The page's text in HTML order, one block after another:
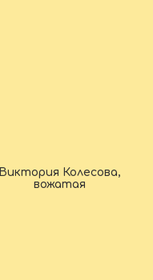
Виктория Колесова,
вожатая